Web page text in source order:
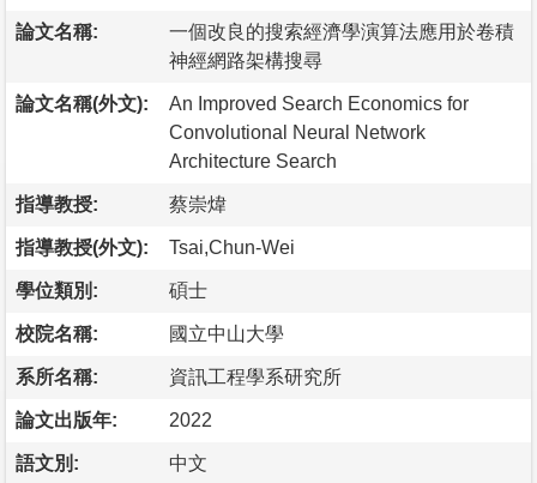
論文名稱:
一個改良的搜索經濟學演算法應用於卷積
神經網路架構搜尋
論文名稱(外文):
An Improved Search Economics for
Convolutional Neural Network
Architecture Search
指導教授: 蔡崇煒
指導教授(外文): Tsai,Chun-Wei
學位類別: 碩士
校院名稱: 國立中山大學
系所名稱: 資訊工程學系研究所
論文出版年: 2022
語文別: 中文